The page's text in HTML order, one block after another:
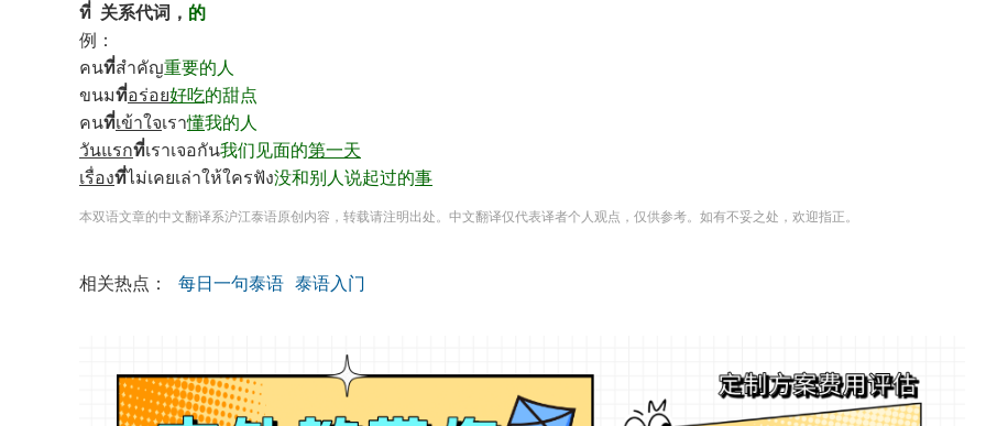
ที่ 关系代词， 的
例：
คนที่สำคัญ重要的人
ขนมที่อร่อย好吃的甜点
คนที่เข้าใจเรา懂我的人
วันแรกที่เราเจอกัน我们见面的第一天
เรื่องที่ไม่เคยเล่าให้ใครฟัง没和别人说起过的事
本双语文章的中文翻译系沪江泰语原创内容，转载请注明出处。中文翻译仅代表译者个人观点，仅供参考。如有不妥之处，欢迎指正。
相关热点： 每日一句泰语 泰语入门